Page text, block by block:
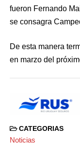
fueron Fernando
se consagra
De esta manera
en marzo del
CATEGORIAS
Noticias